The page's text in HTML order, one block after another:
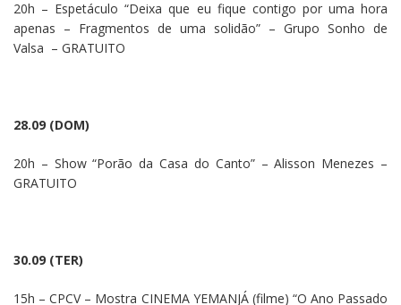
20h – Espetáculo “Deixa que eu fique contigo por uma hora
apenas – Fragmentos de uma solidão” – Grupo Sonho de
Valsa – GRATUITO
28.09 (DOM)
20h – Show “Porão da Casa do Canto” – Alisson Menezes –
GRATUITO
30.09 (TER)
15h – CPCV – Mostra CINEMA YEMANJÁ (filme) “O Ano Passado